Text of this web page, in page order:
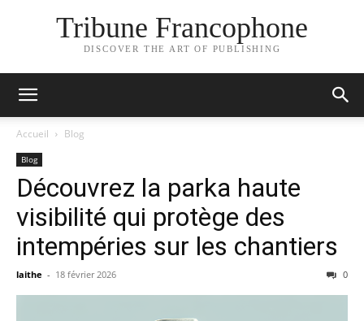
Tribune Francophone
DISCOVER THE ART OF PUBLISHING
Accueil Blog
Blog
Découvrez la parka haute
visibilité qui protège des
intempéries sur les chantiers
laithe - 18 février 2026 0